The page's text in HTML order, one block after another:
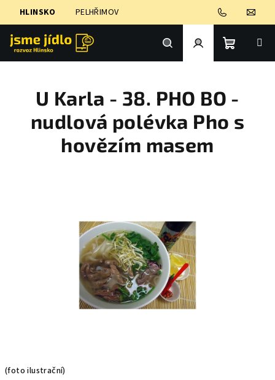
HLINSKO PELHŘIMOV
Hledat PřihlášeníNákupní
košík
(foto ilustrační)
U Karla - 38. PHO BO -
nudlová polévka Pho s
hovězím masem